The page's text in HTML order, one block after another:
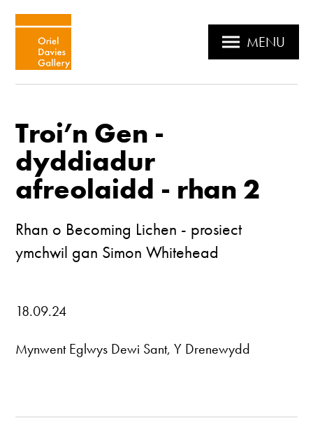
MENU
Troi’n Gen -
dyddiadur
afreolaidd - rhan 2
Rhan o Becoming Lichen - prosiect
ymchwil gan Simon Whitehead
18.09.24
Mynwent Eglwys Dewi Sant, Y Drenewydd